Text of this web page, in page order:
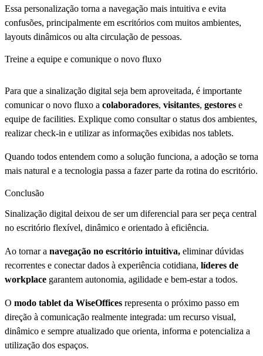
Essa personalização torna a navegação mais intuitiva e evita
confusões, principalmente em escritórios com muitos ambientes,
layouts dinâmicos ou alta circulação de pessoas.
Treine a equipe e comunique o novo fluxo
Para que a sinalização digital seja bem aproveitada, é importante
comunicar o novo fluxo a colaboradores, visitantes, gestores e
equipe de facilities. Explique como consultar o status dos ambientes,
realizar check-in e utilizar as informações exibidas nos tablets.
Quando todos entendem como a solução funciona, a adoção se torna
mais natural e a tecnologia passa a fazer parte da rotina do escritório.
Conclusão
Sinalização digital deixou de ser um diferencial para ser peça central
no escritório flexível, dinâmico e orientado à eficiência.
Ao tornar a navegação no escritório intuitiva, eliminar dúvidas
recorrentes e conectar dados à experiência cotidiana, líderes de
workplace garantem autonomia, agilidade e bem-estar a todos.
O modo tablet da WiseOffices representa o próximo passo em
direção à comunicação realmente integrada: um recurso visual,
dinâmico e sempre atualizado que orienta, informa e potencializa a
utilização dos espaços.